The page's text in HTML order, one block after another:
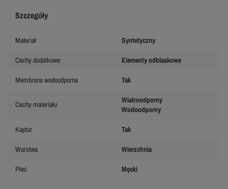
Szczegóły
Materiał Syntetyczny
Cechy dodatkowe Elementy odblaskowe
Membrana wodoodporna Tak
Cechy materiału
Wiatroodporny
Wodoodporny
Kaptur Tak
Warstwa Wierzchnia
Płeć Męski